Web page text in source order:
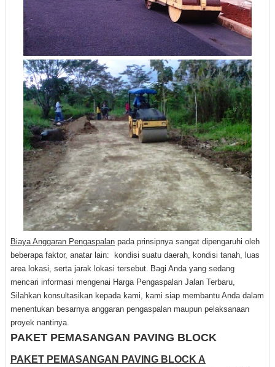
Biaya Anggaran Pengaspalan pada prinsipnya sangat dipengaruhi oleh
beberapa faktor, anatar lain: kondisi suatu daerah, kondisi tanah, luas
area lokasi, serta jarak lokasi tersebut. Bagi Anda yang sedang
mencari informasi mengenai Harga Pengaspalan Jalan Terbaru,
Silahkan konsultasikan kepada kami, kami siap membantu Anda dalam
menentukan besarnya anggaran pengaspalan maupun pelaksanaan
proyek nantinya.
PAKET PEMASANGAN PAVING BLOCK
PAKET PEMASANGAN PAVING BLOCK A